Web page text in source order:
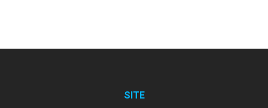
SITE